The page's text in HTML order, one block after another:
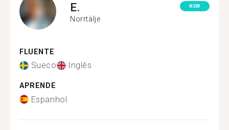
E.
Norrtälje
NEW
FLUENTE
Sueco Inglês
APRENDE
Espanhol